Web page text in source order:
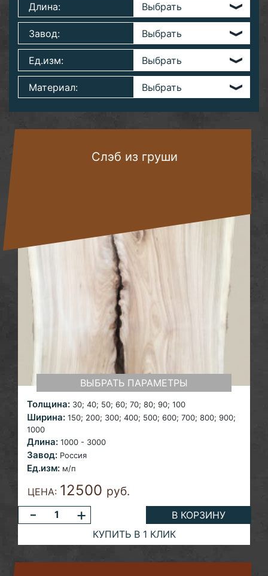
Длина:
Завод:
Ед.изм:
Материал:
Слэб из груши
ВЫБРАТЬ ПАРАМЕТРЫ
Толщина: 30; 40; 50; 60; 70; 80; 90; 100
Ширина: 150; 200; 300; 400; 500; 600; 700; 800; 900;
1000
Длина: 1000 - 3000
Завод: Россия
Ед.изм: м/п
ЦЕНА: 12500 руб.
- +
В КОРЗИНУ
КУПИТЬ В 1 КЛИК